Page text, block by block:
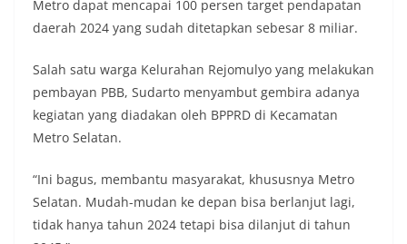
Metro dapat mencapai 100 persen target pendapatan
daerah 2024 yang sudah ditetapkan sebesar 8 miliar.
Salah satu warga Kelurahan Rejomulyo yang melakukan
pembayan PBB, Sudarto menyambut gembira adanya
kegiatan yang diadakan oleh BPPRD di Kecamatan
Metro Selatan.
“Ini bagus, membantu masyarakat, khususnya Metro
Selatan. Mudah-mudan ke depan bisa berlanjut lagi,
tidak hanya tahun 2024 tetapi bisa dilanjut di tahun